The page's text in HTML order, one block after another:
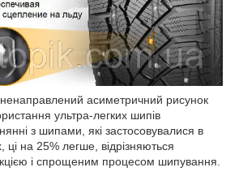
ненаправлений асиметричний рисунок
ультра-легких шипів
з шипами, які застосовувалися в
на 25% легше, відрізняються
і спрощеним процесом шипування.